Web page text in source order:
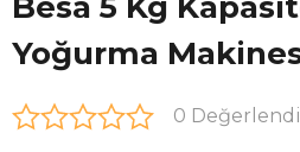
Yoğurma
0